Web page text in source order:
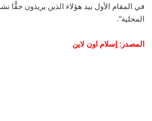
في المقام الأول بيد هؤلاء الذين يريدون حقًّا
المحلية”.
المصدر: إسلام اون لاين